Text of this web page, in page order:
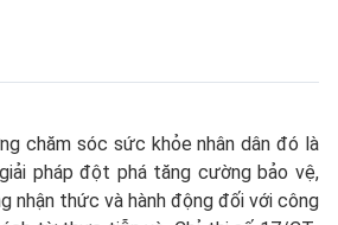
chăm sóc sức khỏe nhân dân đó là
pháp đột phá tăng cường bảo vệ,
nhận thức và hành động đối với công